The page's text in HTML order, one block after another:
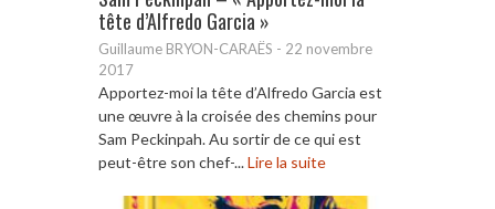
tête d’Alfredo Garcia »
Guillaume BRYON-CARAËS - 22 novembre
2017
Apportez-moi la tête d’Alfredo Garcia est
une œuvre à la croisée des chemins pour
Sam Peckinpah. Au sortir de ce qui est
peut-être son chef-...Lire la suite